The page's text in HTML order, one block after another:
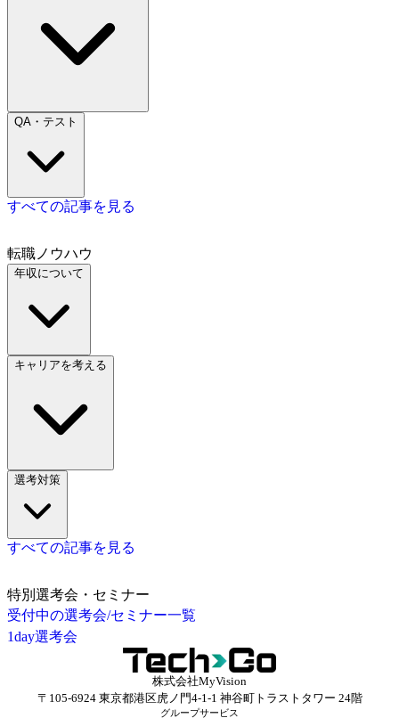
QA・テスト
すべての記事を見る
転職ノウハウ
年収について
キャリアを考える
選考対策
すべての記事を見る
特別選考会・セミナー
受付中の選考会/セミナー一覧
1day選考会
株式会社MyVision
〒105-6924 東京都港区虎ノ門4-1-1 神谷町トラストタワー 24階
グループサービス